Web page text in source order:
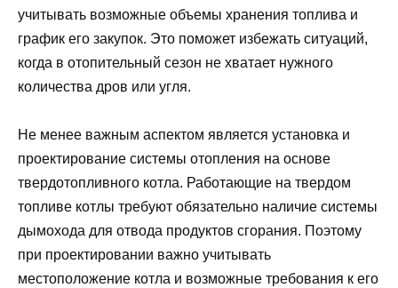
учитывать возможные объемы хранения топлива и
график его закупок. Это поможет избежать ситуаций,
когда в отопительный сезон не хватает нужного
количества дров или угля.
Не менее важным аспектом является установка и
проектирование системы отопления на основе
твердотопливного котла. Работающие на твердом
топливе котлы требуют обязательно наличие системы
дымохода для отвода продуктов сгорания. Поэтому
при проектировании важно учитывать
местоположение котла и возможные требования к его